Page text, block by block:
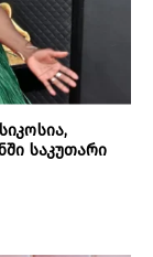
საკუთარი